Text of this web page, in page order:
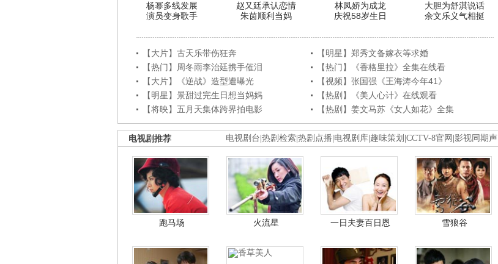
杨幂多线发展
演员变身歌手
赵又廷承认恋情
朱茵顺利当妈
林凤娇为成龙
庆祝58岁生日
大胆为舒淇说话
余文乐义气相挺
【大片】古天乐带伤狂奔
【明星】郑秀文备嫁衣等求婚
【热门】周冬雨李治廷携手催泪
【热门】《香格里拉》全集在线看
【大片】《逆战》造型遭曝光
【视频】张国强《王海涛今年41》
【明星】景甜过完生日想当妈妈
【热剧】《美人心计》在线观看
【将映】五月天集体跨界拍电影
【热剧】姜文马苏《女人如花》全集
电视剧台 热剧检索 热剧点播 电视剧库 趣味策划 CCTV-8官网 影视同期声
电视剧推荐
跑马场 火流星 一日夫妻百日恩 雪狼谷